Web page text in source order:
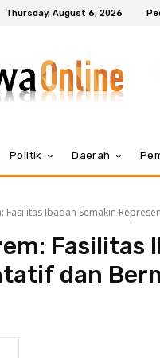
Thursday, August 6, 2026
Politik Daerah
Fasilitas Ibadah Semakin
Fasilitas
dan